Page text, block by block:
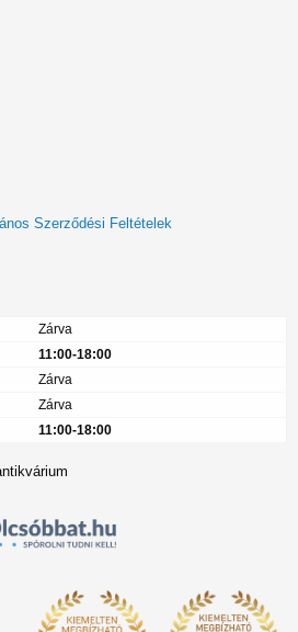
Szerződési Feltételek
Zárva
11:00-18:00
Zárva
Zárva
11:00-18:00